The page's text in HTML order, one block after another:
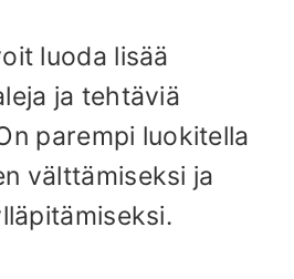
luoda lisää
ja tehtäviä
parempi luokitella
välttämiseksi ja